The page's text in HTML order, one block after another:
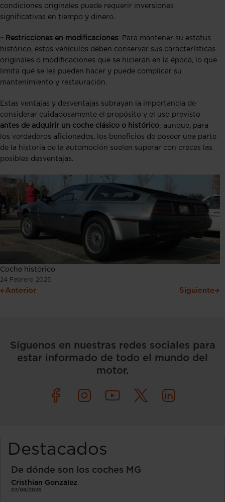
condiciones originales puede requerir inversiones
significativas en tiempo y dinero.
– Restricciones en modificaciones: Para mantener su estatus
histórico, estos vehículos deben conservar sus características
originales o modificaciones que se hicieran en la época, lo que
limita qué se les pueden hacer y puede complicar su
mantenimiento y restauración.
Estas ventajas y desventajas subrayan la importancia de
considerar cuidadosamente el propósito y el uso previsto
antes de adquirir un coche clásico o histórico; aunque, para
los verdaderos aficionados, los beneficios de poseer una parte
de la historia de la automoción suelen superar con creces las
posibles desventajas.
Coche histórico
24 Febrero 2025
Anterior Siguiente
Síguenos en nuestras redes sociales para
estar informado de todo el mundo del
motor.
Destacados
De dónde son los coches MG
Cristhian González
07/08/2026